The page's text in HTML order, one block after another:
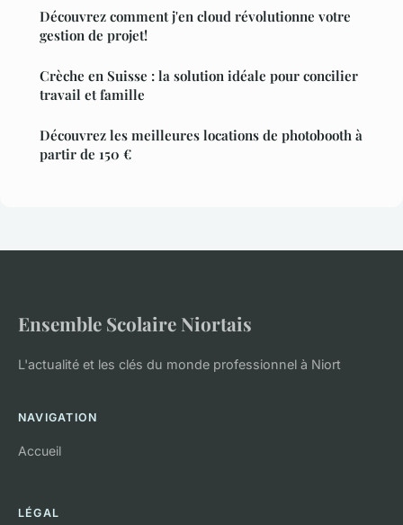
Découvrez comment j'en cloud révolutionne votre
gestion de projet!
Crèche en Suisse : la solution idéale pour concilier
travail et famille
Découvrez les meilleures locations de photobooth à
partir de 150 €
Ensemble Scolaire Niortais
L'actualité et les clés du monde professionnel à Niort
NAVIGATION
Accueil
LÉGAL